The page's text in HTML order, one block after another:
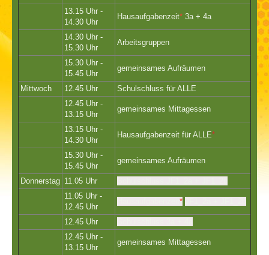
13.15 Uhr -
14.30 Uhr
Hausaufgabenzeit* 3a + 4a
14.30 Uhr -
15.30 Uhr
Arbeitsgruppen
15.30 Uhr -
15.45 Uhr
gemeinsames Aufräumen
Mittwoch 12.45 Uhr
Schulschluss für ALLE
12.45 Uhr -
13.15 Uhr
gemeinsames Mittagessen
13.15 Uhr -
14.30 Uhr
Hausaufgabenzeit für ALLE*
15.30 Uhr -
15.45 Uhr
gemeinsames Aufräumen
Donnerstag 11.05 Uhr
11.05 Uhr -
12.45 Uhr
*
12.45 Uhr
12.45 Uhr -
13.15 Uhr
gemeinsames Mittagessen